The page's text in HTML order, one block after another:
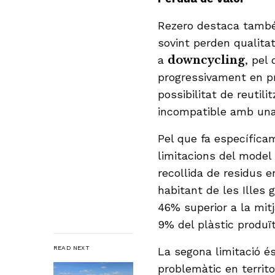
READ NEXT
Rezero destaca
sovint perden
a downcycling, pel
progressivament en
possibilitat de
incompatible amb
Pel que fa
limitacions del
recollida de residus
habitant de les Illes
46% superior a la
9% del plàstic
La segona limitació
problemàtic en